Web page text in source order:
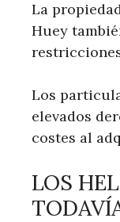
La
Huey
Los
elevados
costes al
LOS